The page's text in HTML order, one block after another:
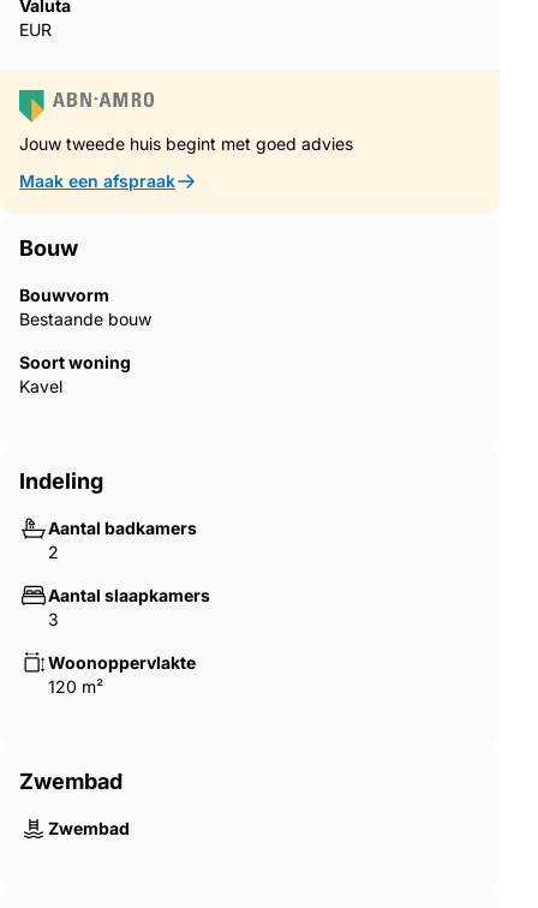
Valuta
EUR
Jouw tweede huis begint met goed advies
Maak een afspraak
Bouw
Bouwvorm
Bestaande bouw
Soort woning
Kavel
Indeling
Aantal badkamers
2
Aantal slaapkamers
3
Woonoppervlakte
120 m²
Zwembad
Zwembad